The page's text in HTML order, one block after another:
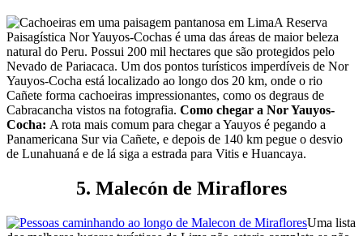
A Reserva
Paisagística Nor Yauyos-Cochas é uma das áreas de maior beleza
natural do Peru. Possui 200 mil hectares que são protegidos pelo
Nevado de Pariacaca. Um dos pontos turísticos imperdíveis de Nor
Yauyos-Cocha está localizado ao longo dos 20 km, onde o rio
Cañete forma cachoeiras impressionantes, como os degraus de
Cabracancha vistos na fotografia. Como chegar a Nor Yauyos-
Cocha: A rota mais comum para chegar a Yauyos é pegando a
Panamericana Sur via Cañete, e depois de 140 km pegue o desvio
de Lunahuaná e de lá siga a estrada para Vitis e Huancaya.
5. Malecón de Miraflores
Uma lista